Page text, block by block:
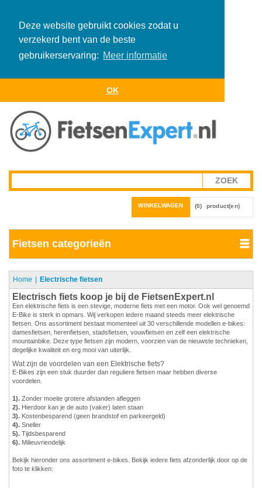
Deze website gebruikt cookies zodat u
verzekerd bent van de beste
gebruikerservaring: Meer informatie
OK
WINKELWAGEN (0) product(en)
Fietsen categorieën
Home Electrische fietsen
Electrisch fiets koop je bij de FietsenExpert.nl
Een elektrische fiets is een stevige, moderne fiets met een motor. Ook wel genoemd
E-Bike is sterk in opmars. Wij verkopen iedere maand steeds meer elektrische
fietsen. Ons assortiment bestaat momenteel uit 30 verschillende modellen e-bikes:
damesfietsen, herenfietsen, stadsfietsen, vouwfietsen en zelf een elektrische
mountainbike. Deze type fietsen zijn modern, voorzien van de nieuwste technieken,
degelijke kwaliteit en erg mooi van uiterlijk.
Wat zijn de voordelen van een Elektrische fiets?
E-Bikes zijn een stuk duurder dan reguliere fietsen maar hebben diverse
voordelen.
1). Zonder moeite grotere afstanden afleggen
2). Hierdoor kan je de auto (vaker) laten staan
3). Kostenbesparend (geen brandstof en parkeergeld)
4). Sneller
5). Tijdsbesparend
6). Milieuvriendelijk
Bekijk hieronder ons assortiment e-bikes. Bekijk iedere fiets afzonderlijk door op de
foto te klikken: